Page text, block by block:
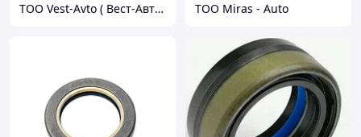
ТОО Vest-Avto ( Вест-Авто ) TOO Miras - Auto